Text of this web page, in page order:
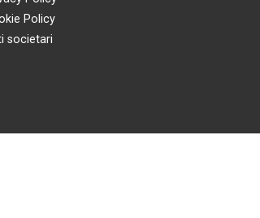
Policy
societari